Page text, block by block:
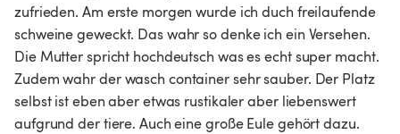
zufrieden. Am erste morgen wurde ich duch freilaufende
schweine geweckt. Das wahr so denke ich ein Versehen.
Die Mutter spricht hochdeutsch was es echt super macht.
Zudem wahr der wasch container sehr sauber. Der Platz
selbst ist eben aber etwas rustikaler aber liebenswert
aufgrund der tiere. Auch eine große Eule gehört dazu.